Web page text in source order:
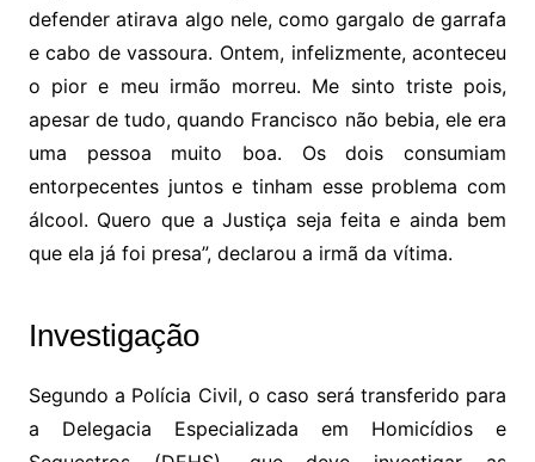
defender atirava algo nele, como gargalo de garrafa
e cabo de vassoura. Ontem, infelizmente, aconteceu
o pior e meu irmão morreu. Me sinto triste pois,
apesar de tudo, quando Francisco não bebia, ele era
uma pessoa muito boa. Os dois consumiam
entorpecentes juntos e tinham esse problema com
álcool. Quero que a Justiça seja feita e ainda bem
que ela já foi presa”, declarou a irmã da vítima.
Investigação
Segundo a Polícia Civil, o caso será transferido para
a Delegacia Especializada em Homicídios e